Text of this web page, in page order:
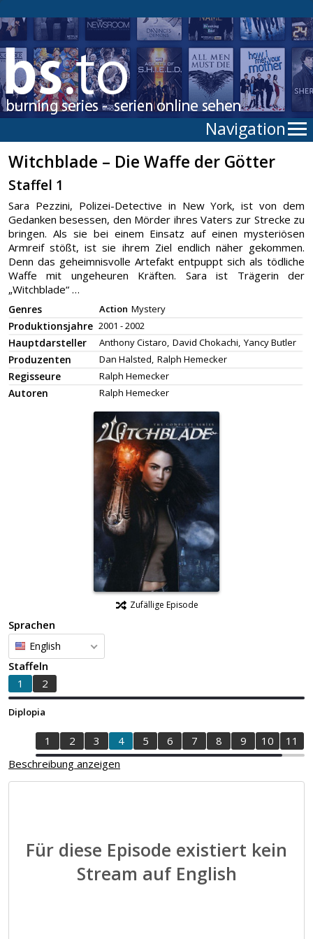
Navigation
Witchblade – Die Waffe der Götter
Staffel 1
Sara Pezzini, Polizei-Detective in New York, ist von dem
Gedanken besessen, den Mörder ihres Vaters zur Strecke zu
bringen. Als sie bei einem Einsatz auf einen mysteriösen
Armreif stößt, ist sie ihrem Ziel endlich näher gekommen.
Denn das geheimnisvolle Artefakt entpuppt sich als tödliche
Waffe mit ungeheuren Kräften. Sara ist Trägerin der
„Witchblade“ …
Genres Action Mystery
Produktionsjahre 2001 - 2002
Hauptdarsteller Anthony Cistaro, David Chokachi, Yancy Butler
Produzenten Dan Halsted, Ralph Hemecker
Regisseure Ralph Hemecker
Autoren Ralph Hemecker
Zufällige Episode
Sprachen
English
Staffeln
1
2
Diplopia
1 2 3 4 5 6 7 8 9 10 11
Beschreibung anzeigen
Für diese Episode existiert kein
Stream auf English